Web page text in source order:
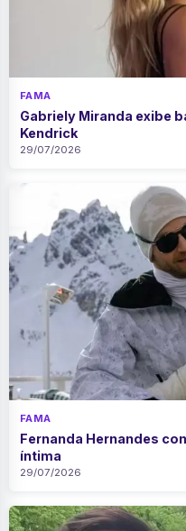
FAMA
Gabriely Miranda exibe
Kendrick
29/07/2026
FAMA
Fernanda Hernandes
íntima
29/07/2026